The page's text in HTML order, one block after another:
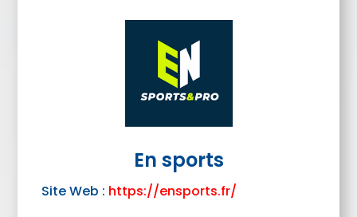
En sports
Site Web : https://ensports.fr/